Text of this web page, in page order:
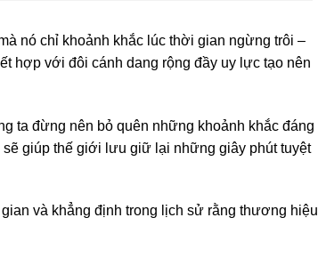
nó chỉ khoảnh khắc lúc thời gian ngừng trôi –
hợp với đôi cánh dang rộng đầy uy lực tạo nên
ta đừng nên bỏ quên những khoảnh khắc đáng
giúp thế giới lưu giữ lại những giây phút tuyệt
và khẳng định trong lịch sử rằng thương hiệu